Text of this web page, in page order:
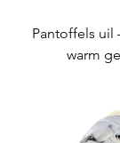
Pantoffels uil
warm